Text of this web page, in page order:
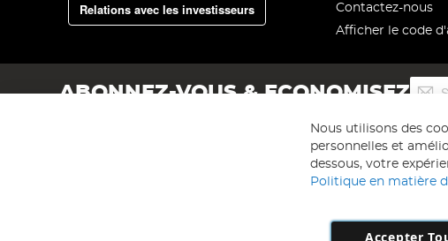
Relations avec les investisseurs
Contactez-nous
Afficher le code
ABONNEZ-VOUS & ECONOMISEZ
lettre
:
Nous utilisons des
personnelles et
dessous, votre
Politique en matière
Accepter